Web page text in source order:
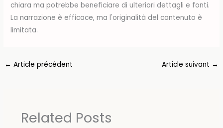
chiara ma potrebbe beneficiare di ulteriori dettagli e fonti.
La narrazione è efficace, ma l'originalità del contenuto è
limitata.
← Article précédent Article suivant →
Related Posts